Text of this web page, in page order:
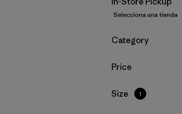
Selecciona una tienda
Filtrar por
Category
Filtrar por
Price
Filtrar por
Size 1